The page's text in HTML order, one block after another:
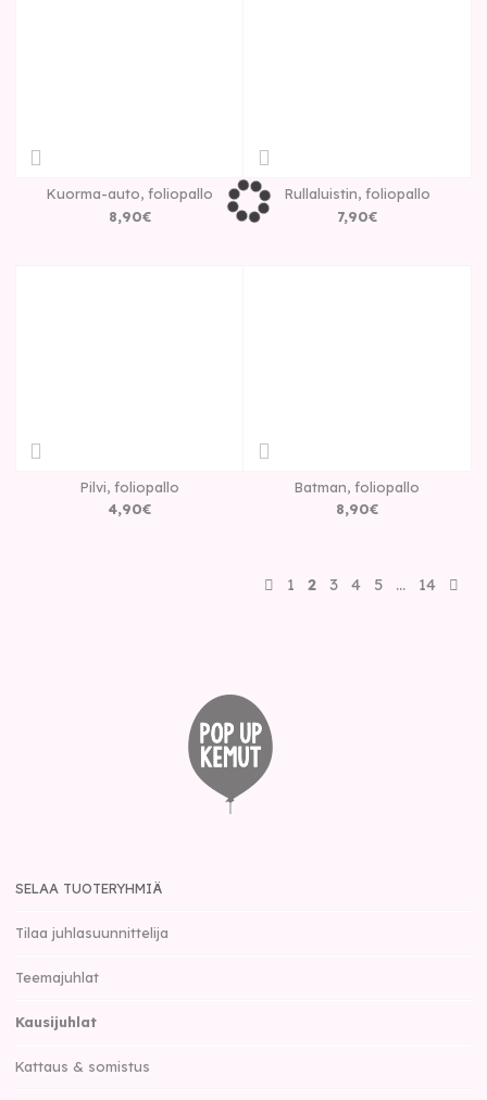
Kuorma-auto, foliopallo
8,90€
Rullaluistin, foliopallo
7,90€
Pilvi, foliopallo
4,90€
Batman, foliopallo
8,90€
1 2 3 4 5 … 14
SELAA TUOTERYHMIÄ
Tilaa juhlasuunnittelija
Teemajuhlat
Kausijuhlat
Kattaus & somistus